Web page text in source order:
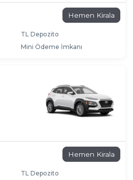
Hemen Kirala
TL Depozito
Mini Ödeme İmkanı
Hemen Kirala
TL Depozito